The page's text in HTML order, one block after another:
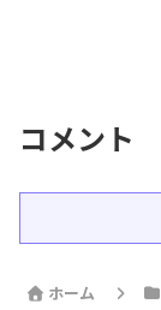
コメント
ホーム